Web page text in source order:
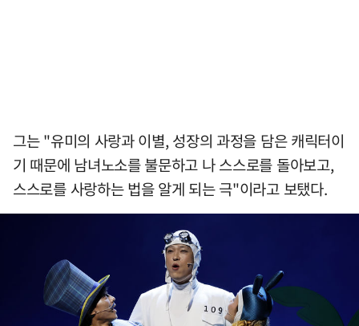
그는 "유미의 사랑과 이별, 성장의 과정을 담은 캐릭터이
기 때문에 남녀노소를 불문하고 나 스스로를 돌아보고,
스스로를 사랑하는 법을 알게 되는 극"이라고 보탰다.